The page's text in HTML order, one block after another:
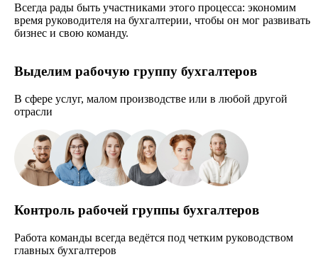
Всегда рады быть участниками этого процесса: экономим
время руководителя на бухгалтерии, чтобы он мог развивать
бизнес и свою команду.
Выделим рабочую группу бухгалтеров
В сфере услуг, малом производстве или в любой другой
отрасли
Контроль рабочей группы бухгалтеров
Работа команды всегда ведётся под четким руководством
главных бухгалтеров